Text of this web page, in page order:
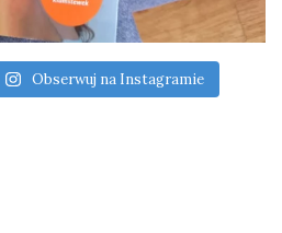
Obserwuj na Instagramie